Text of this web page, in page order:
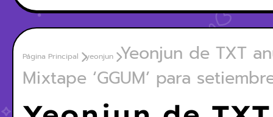
Página Principal yeonjun
Yeonjun de TXT
Mixtape ‘GGUM’ para